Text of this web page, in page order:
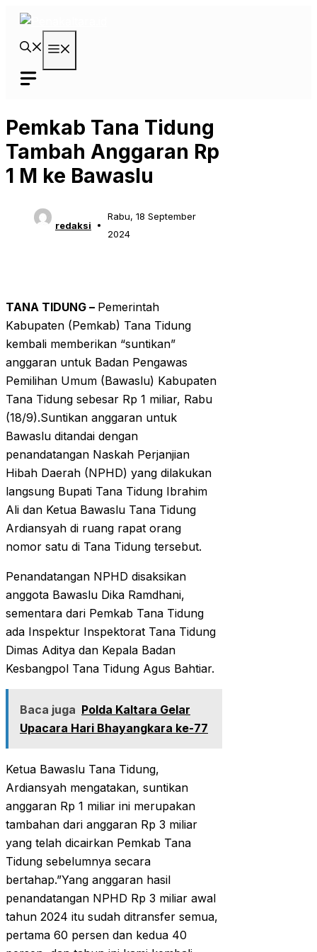
Langsung
Pemkab Tana Tidung
Tambah Anggaran Rp
1 M ke Bawaslu
redaksi
Rabu, 18 September
2024
TANA TIDUNG – Pemerintah
Kabupaten (Pemkab) Tana Tidung
kembali memberikan “suntikan”
anggaran untuk Badan Pengawas
Pemilihan Umum (Bawaslu) Kabupaten
Tana Tidung sebesar Rp 1 miliar, Rabu
(18/9).Suntikan anggaran untuk
Bawaslu ditandai dengan
penandatangan Naskah Perjanjian
Hibah Daerah (NPHD) yang dilakukan
langsung Bupati Tana Tidung Ibrahim
Ali dan Ketua Bawaslu Tana Tidung
Ardiansyah di ruang rapat orang
nomor satu di Tana Tidung tersebut.
Penandatangan NPHD disaksikan
anggota Bawaslu Dika Ramdhani,
sementara dari Pemkab Tana Tidung
ada Inspektur Inspektorat Tana Tidung
Dimas Aditya dan Kepala Badan
Kesbangpol Tana Tidung Agus Bahtiar.
Baca juga Polda Kaltara Gelar
Upacara Hari Bhayangkara ke-77
Ketua Bawaslu Tana Tidung,
Ardiansyah mengatakan, suntikan
anggaran Rp 1 miliar ini merupakan
tambahan dari anggaran Rp 3 miliar
yang telah dicairkan Pemkab Tana
Tidung sebelumnya secara
bertahap.”Yang anggaran hasil
penandatangan NPHD Rp 3 miliar awal
tahun 2024 itu sudah ditransfer semua,
pertama 60 persen dan kedua 40